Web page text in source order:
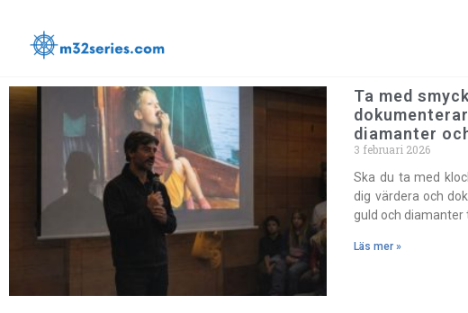
M32series.com
Ta med
diamanter
3 februari 2026
Ska du ta med
dig värdera och
guld och diamanter
Läs mer »